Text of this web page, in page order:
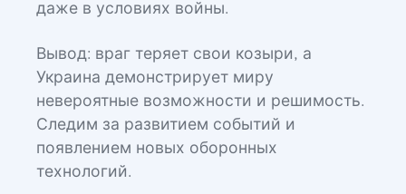
даже в условиях войны.
Вывод: враг теряет свои козыри, а
Украина демонстрирует миру
невероятные возможности и решимость.
Следим за развитием событий и
появлением новых оборонных
технологий.